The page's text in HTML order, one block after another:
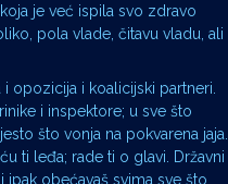
je već ispila svo zdravo
pola vlade, čitavu vladu, ali
opozicija i koalicijski partneri.
i inspektore; u sve što
što vonja na pokvarena jaja.
ti leđa; rade ti o glavi. Državni
obećavaš svima sve što